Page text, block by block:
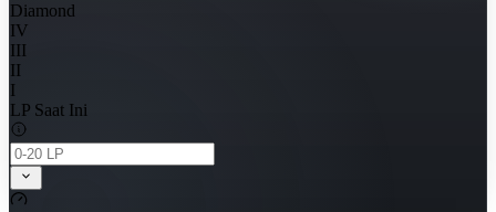
Diamond
IV
III
II
I
LP Saat Ini